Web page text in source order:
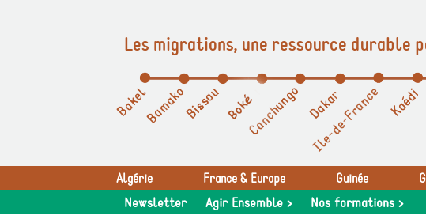
Les migrations, une ressource
Algérie France & Europe Guinée
Newsletter Agir Ensemble > Nos formations >